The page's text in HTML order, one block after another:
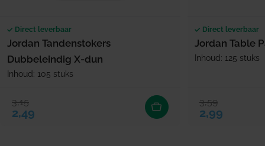
Direct leverbaar
Jordan Tandenstokers
Dubbeleindig X-dun
Inhoud: 105 stuks
Verkoopprijs
2,49
Normale prijs
3,15
Direct leverbaar
Jordan Table
Inhoud: 125 stuks
Verkoopprijs
2,99
Normale prijs
3,59